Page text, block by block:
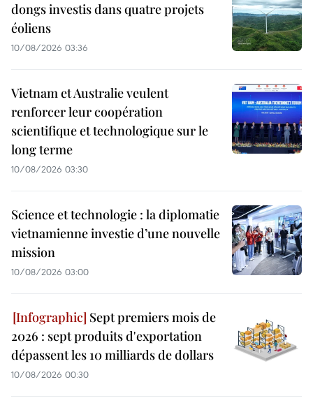
dongs investis dans quatre projets
éoliens
10/08/2026 03:36
Vietnam et Australie veulent
renforcer leur coopération
scientifique et technologique sur le
long terme
10/08/2026 03:30
Science et technologie : la diplomatie
vietnamienne investie d’une nouvelle
mission
10/08/2026 03:00
Sept premiers mois de
2026 : sept produits d'exportation
dépassent les 10 milliards de dollars
10/08/2026 00:30